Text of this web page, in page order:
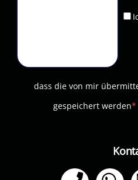
dass die von mir
gespeichert werden*
Telefon